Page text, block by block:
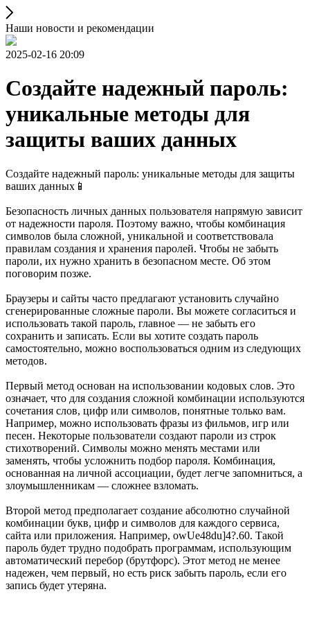
Наши новости и рекомендации
2025-02-16 20:09
Создайте надежный пароль:
уникальные методы для
защиты ваших данных
Создайте надежный пароль: уникальные методы для защиты
ваших данных📱
Безопасность личных данных пользователя напрямую зависит
от надежности пароля. Поэтому важно, чтобы комбинация
символов была сложной, уникальной и соответствовала
правилам создания и хранения паролей. Чтобы не забыть
пароли, их нужно хранить в безопасном месте. Об этом
поговорим позже.
Браузеры и сайты часто предлагают установить случайно
сгенерированные сложные пароли. Вы можете согласиться и
использовать такой пароль, главное — не забыть его
сохранить и записать. Если вы хотите создать пароль
самостоятельно, можно воспользоваться одним из следующих
методов.
Первый метод основан на использовании кодовых слов. Это
означает, что для создания сложной комбинации используются
сочетания слов, цифр или символов, понятные только вам.
Например, можно использовать фразы из фильмов, игр или
песен. Некоторые пользователи создают пароли из строк
стихотворений. Символы можно менять местами или
заменять, чтобы усложнить подбор пароля. Комбинация,
основанная на личной ассоциации, будет легче запомниться, а
злоумышленникам — сложнее взломать.
Второй метод предполагает создание абсолютно случайной
комбинации букв, цифр и символов для каждого сервиса,
сайта или приложения. Например, owUe48du]4?.60. Такой
пароль будет трудно подобрать программам, использующим
автоматический перебор (брутфорс). Этот метод не менее
надежен, чем первый, но есть риск забыть пароль, если его
запись будет утеряна.